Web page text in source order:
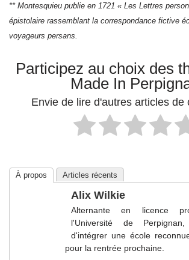
** Montesquieu publie en 1721 « Les Lettres
épistolaire rassemblant la correspondance fictive
voyageurs persans.
Participez au choix des
Made In
Envie de lire d'autres articles de
À propos Articles récents
Alix Wilkie
Alternante en licence
l'Université de
d'intégrer une école
pour la rentrée prochaine.